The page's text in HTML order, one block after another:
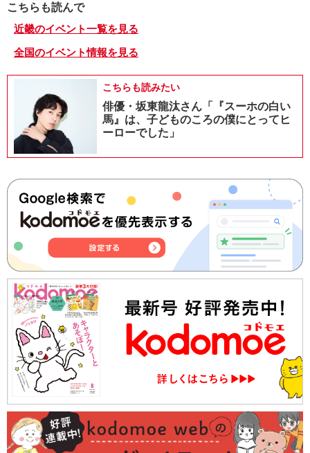
こちらも読んで
近畿のイベント一覧を見る
全国のイベント情報を見る
こちらも読みたい
俳優・坂東龍汰さん「『スーホの白い
馬』は、子どものころの僕にとってヒ
ーローでした」